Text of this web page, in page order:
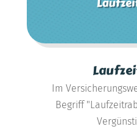
Im
Begriff